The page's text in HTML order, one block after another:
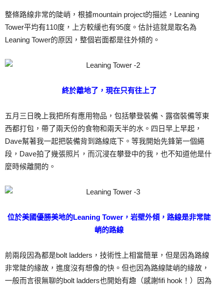
整條路線非常的陡峭，根據mountain project的描述，Leaning
Tower平均有110度，上方較緩也有95度。估計這就是取名為
Leaning Tower的原因，整個岩面都是往外傾的。
終於離地了，現在只有往上了
五月三日晚上我把所有應用物品，包括攀登裝備、露宿裝備等東
西都打包，帶了兩天份的食物和兩天半的水。四日早上早起，
Dave幫著我一起把裝備背到路線底下。等我開始先鋒第一個繩
段，Dave拍了幾張照片，而沉浸在攀登中的我，也不知道他是什
麼時候離開的。
位於美國優勝美地的Leaning Tower，岩壁外傾，路線是非常陡
峭的路線
前兩段因為都是bolt ladders，技術性上相當簡單，但是因為路線
非常陡的緣故，進度沒有想像的快。但也因為路線陡峭的緣故，
一般而言很無聊的bolt ladders也開始有趣（感謝fifi hook！）因為